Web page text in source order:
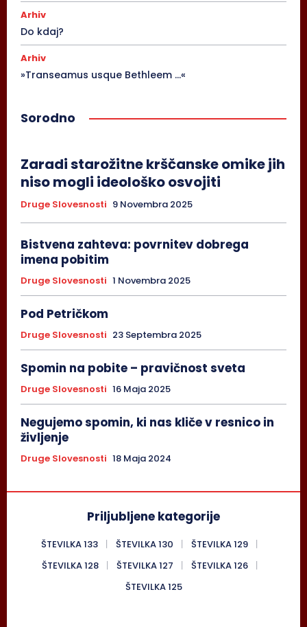
Arhiv
Do kdaj?
Arhiv
»Transeamus usque Bethleem …«
Sorodno
Zaradi starožitne krščanske omike jih
niso mogli ideološko osvojiti
Druge Slovesnosti 9 Novembra 2025
Bistvena zahteva: povrnitev dobrega
imena pobitim
Druge Slovesnosti 1 Novembra 2025
Pod Petričkom
Druge Slovesnosti 23 Septembra 2025
Spomin na pobite – pravičnost sveta
Druge Slovesnosti 16 Maja 2025
Negujemo spomin, ki nas kliče v resnico in
življenje
Druge Slovesnosti 18 Maja 2024
Priljubljene kategorije
ŠTEVILKA 133 ŠTEVILKA 130
ŠTEVILKA 129
ŠTEVILKA 128
ŠTEVILKA 127
ŠTEVILKA 126
ŠTEVILKA 125